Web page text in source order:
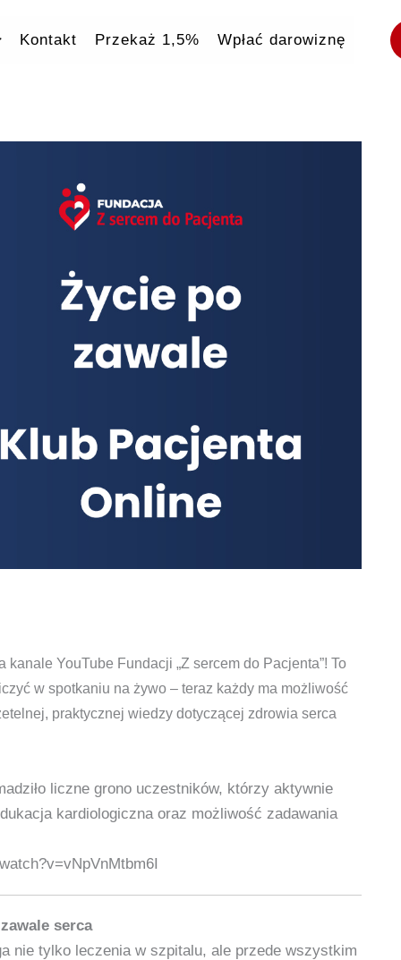
Kontakt Przekaż 1,5% Wpłać darowiznę
kanale YouTube Fundacji „Z sercem do Pacjenta”! To
w spotkaniu na żywo – teraz każdy ma możliwość
praktycznej wiedzy dotyczącej zdrowia serca
liczne grono uczestników, którzy aktywnie
kardiologiczna oraz możliwość zadawania
serca
nie tylko leczenia w szpitalu, ale przede wszystkim